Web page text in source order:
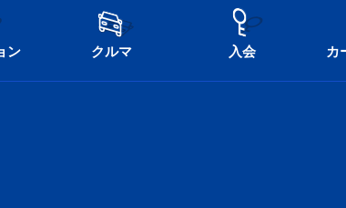
ン クルマ 入会 カ